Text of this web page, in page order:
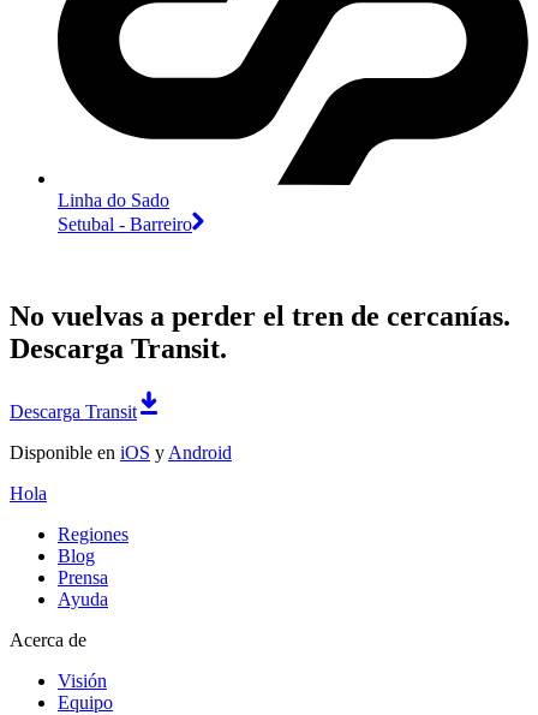
Linha do Sado
Setubal - Barreiro
No vuelvas a perder el tren de cercanías.
Descarga Transit.
Descarga Transit
Disponible en iOS y Android
Hola
Regiones
Blog
Prensa
Ayuda
Acerca de
Visión
Equipo